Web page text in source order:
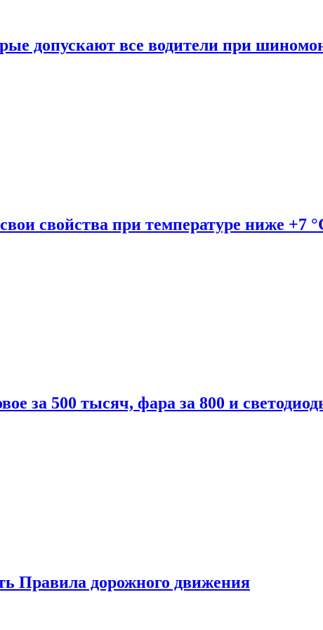
допускают все водители при
свойства при температуре ниже +7
за 500 тысяч, фара за 800 и
Правила дорожного движения